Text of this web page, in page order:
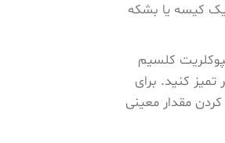
یک کیسه یا بشکه
5 درصد با استفاده از هیپوکلریت کلسیم
تمیز کنید. برای
تهیه یک محلول ذخیره کلر 5% برای تمیز کردن مقدار معینی